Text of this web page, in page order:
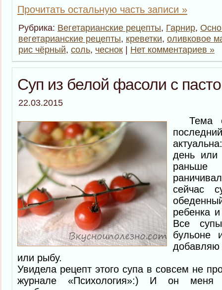
Прочитать остальную часть записи »
Рубрика: Вегетарианские рецепты, Гарнир,
вегетарианские рецепты, креветки, оливковое
рис чёрный, соль, чеснок | Нет комментариев »
Суп из белой фасоли с
22.03.2015
Тема
день
сейчас
ребенка
Все
бульоне
добавляю
или рыбу.
Увидела рецепт этого супа в совсем не
журнале «Психология»:) И он меня